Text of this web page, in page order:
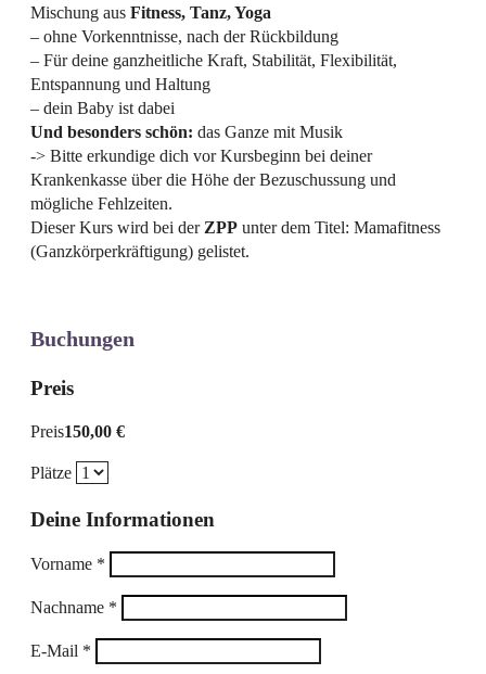
Mischung aus Fitness, Tanz, Yoga
– ohne Vorkenntnisse, nach der Rückbildung
– Für deine ganzheitliche Kraft, Stabilität, Flexibilität,
Entspannung und Haltung
– dein Baby ist dabei
Und besonders schön: das Ganze mit Musik
-> Bitte erkundige dich vor Kursbeginn bei deiner
Krankenkasse über die Höhe der Bezuschussung und
mögliche Fehlzeiten.
Dieser Kurs wird bei derZPP unter dem Titel: Mamafitness
(Ganzkörperkräftigung) gelistet.
Buchungen
Preis
Preis150,00 €
Plätze
Deine Informationen
Vorname *
Nachname *
E-Mail *